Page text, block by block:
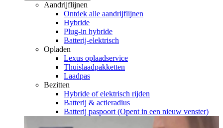
Aandrijflijnen
Ontdek alle aandrijflijnen
Hybride
Plug-in hybride
Batterij-elektrisch
Opladen
Lexus oplaadservice
Thuislaadpakketten
Laadpas
Bezitten
Hybride of elektrisch rijden
Batterij & actieradius
Batterij paspoort (Opent in een nieuw venster)